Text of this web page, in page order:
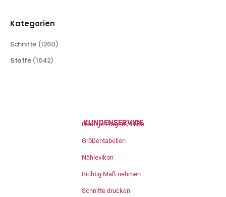
Kategorien
Schnitte (1260)
Stoffe (1042)
KUNDENSERVICE
Häufige Fragen / Hilfe
Größentabellen
Nählexikon
Richtig Maß nehmen
Schnitte drucken